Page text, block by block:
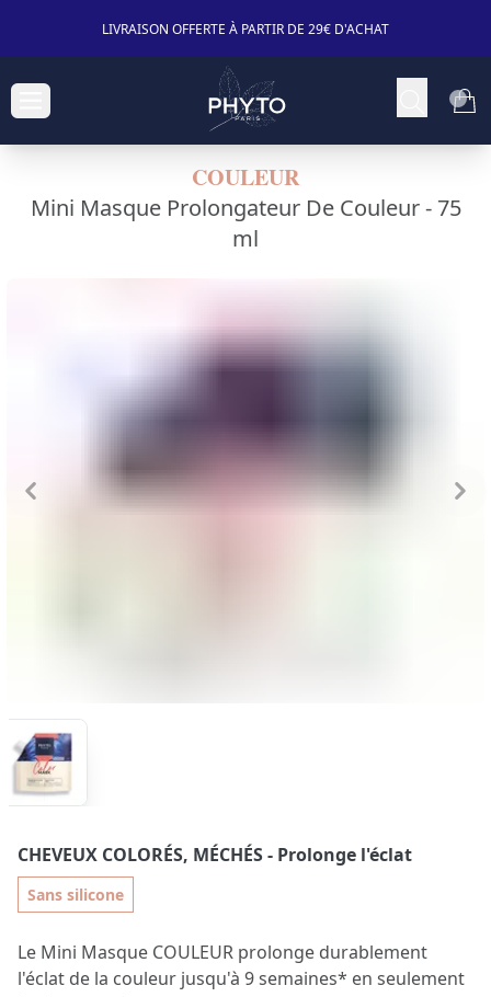
LIVRAISON OFFERTE À PARTIR DE 29€ D'ACHAT
COULEUR
Mini Masque Prolongateur De Couleur - 75
ml
CHEVEUX COLORÉS, MÉCHÉS- Prolonge l'éclat
Sans silicone
Le Mini Masque COULEUR prolonge durablement
l'éclat de la couleur jusqu'à 9 semaines* en seulement